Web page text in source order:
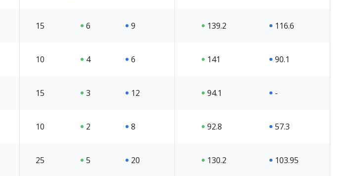
15 6 9 139.2 116.6
10 4 6 141 90.1
15 3 12 94.1 -
10 2 8 92.8 57.3
25 5 20 130.2 103.95